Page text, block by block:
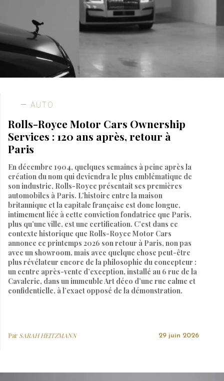
AUTO
Rolls-Royce Motor Cars Ownership
Services : 120 ans après, retour à
Paris
En décembre 1904, quelques semaines à peine après la
création du nom qui deviendra le plus emblématique de
son industrie, Rolls-Royce présentait ses premières
automobiles à Paris. L’histoire entre la maison
britannique et la capitale française est donc longue,
intimement liée à cette conviction fondatrice que Paris,
plus qu’une ville, est une certification. C’est dans ce
contexte historique que Rolls-Royce Motor Cars
annonce ce printemps 2026 son retour à Paris, non pas
avec un showroom, mais avec quelque chose peut-être
plus révélateur encore de la philosophie du concepteur :
un centre après-vente d’exception, installé au 6 rue de la
Cavalerie, dans un immeuble Art déco d’une rue calme et
confidentielle, à l’exact opposé de la démonstration.
Par SARAH HEITZMANN 29 juin 2026